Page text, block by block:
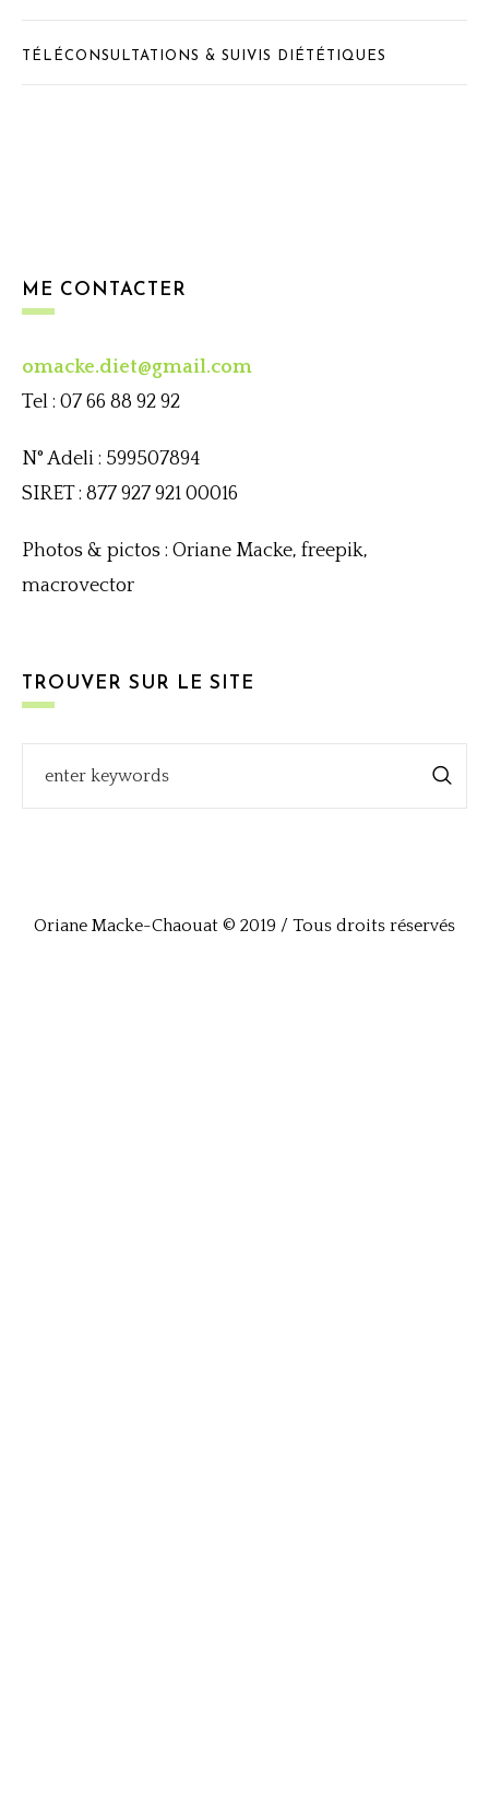
TÉLÉCONSULTATIONS & SUIVIS DIÉTÉTIQUES
ME CONTACTER
omacke.diet@gmail.com
Tel : 07 66 88 92 92
N° Adeli : 599507894
SIRET : 877 927 921 00016
Photos & pictos : Oriane Macke, freepik,
macrovector
TROUVER SUR LE SITE
Oriane Macke-Chaouat © 2019 / Tous droits réservés